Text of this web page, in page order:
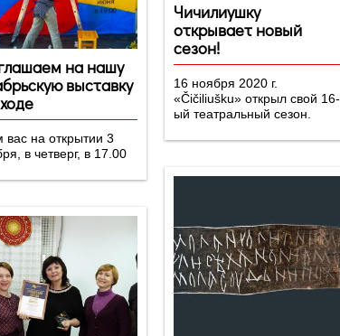
на нашу
выставку
на открытии 3
в четверг, в 17.00
Чичилиушку
открывает новый
сезон!
16 ноября 2020 г.
«Čičiliušku» открыл свой 16-
ый театральный сезон.